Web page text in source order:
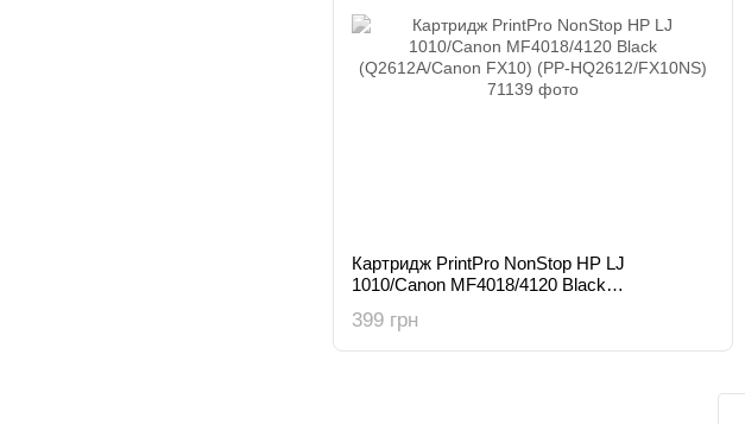
Картридж PrintPro NonStop HP LJ
1010/Canon MF4018/4120 Black
399 грн